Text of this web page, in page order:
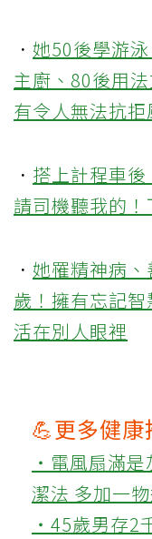
． 她50後學游
主廚、80後用
有令人無法抗拒
． 搭上計程車
請司機聽我的
． 她罹精神病
歲！擁有忘記
活在別人眼裡
💪更多健康
‧電風扇滿是
潔法 多加一
‧45歲男存2